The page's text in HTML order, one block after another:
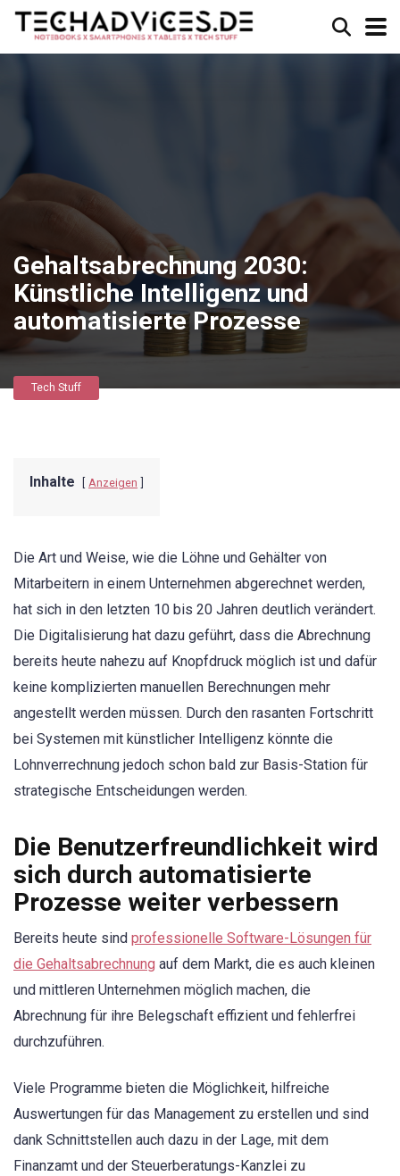
Gehaltsabrechnung 2030:
Künstliche Intelligenz und
automatisierte Prozesse
Tech Stuff
Inhalte Anzeigen
Die Art und Weise, wie die Löhne und Gehälter von
Mitarbeitern in einem Unternehmen abgerechnet werden,
hat sich in den letzten 10 bis 20 Jahren deutlich verändert.
Die Digitalisierung hat dazu geführt, dass die Abrechnung
bereits heute nahezu auf Knopfdruck möglich ist und dafür
keine komplizierten manuellen Berechnungen mehr
angestellt werden müssen. Durch den rasanten Fortschritt
bei Systemen mit künstlicher Intelligenz könnte die
Lohnverrechnung jedoch schon bald zur Basis-Station für
strategische Entscheidungen werden.
Die Benutzerfreundlichkeit wird
sich durch automatisierte
Prozesse weiter verbessern
Bereits heute sind professionelle Software-Lösungen für
die Gehaltsabrechnung auf dem Markt, die es auch kleinen
und mittleren Unternehmen möglich machen, die
Abrechnung für ihre Belegschaft effizient und fehlerfrei
durchzuführen.
Viele Programme bieten die Möglichkeit, hilfreiche
Auswertungen für das Management zu erstellen und sind
dank Schnittstellen auch dazu in der Lage, mit dem
Finanzamt und der Steuerberatungs-Kanzlei zu